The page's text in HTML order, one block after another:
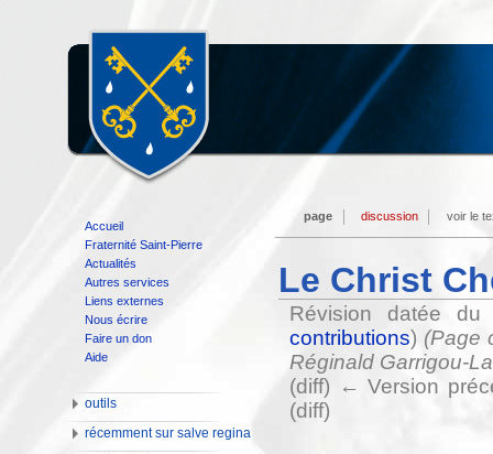
Le Christ
Révision datée
contributions) (Page
Réginald Garrigou-
(diff) ← Version
(diff)
page discussion voir le
Accueil
Fraternité Saint-Pierre
Actualités
Autres services
Liens externes
Nous écrire
Faire un don
Aide
outils
récemment sur salve regina